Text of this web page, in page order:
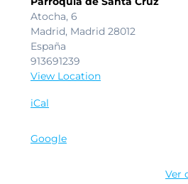
Atocha, 6
Madrid, Madrid 28012
España
913691239
View Location
iCal
Google
Ver